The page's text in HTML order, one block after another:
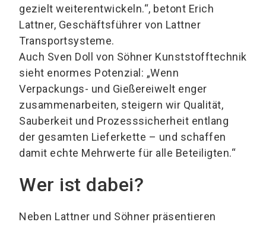
gezielt weiterentwickeln.“, betont Erich
Lattner, Geschäftsführer von Lattner
Transportsysteme.
Auch Sven Doll von Söhner Kunststofftechnik
sieht enormes Potenzial: „Wenn
Verpackungs- und Gießereiwelt enger
zusammenarbeiten, steigern wir Qualität,
Sauberkeit und Prozesssicherheit entlang
der gesamten Lieferkette – und schaffen
damit echte Mehrwerte für alle Beteiligten.“
Wer ist dabei?
Neben Lattner und Söhner präsentieren